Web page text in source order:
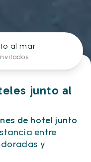
al mar
junto al
de hotel junto
entre
y